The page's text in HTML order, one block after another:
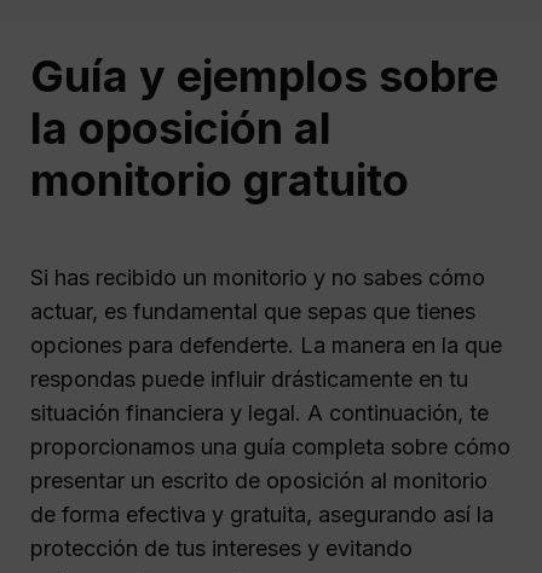
Guía y ejemplos sobre
la oposición al
monitorio gratuito
Si has recibido un monitorio y no sabes cómo
actuar, es fundamental que sepas que tienes
opciones para defenderte. La manera en la que
respondas puede influir drásticamente en tu
situación financiera y legal. A continuación, te
proporcionamos una guía completa sobre cómo
presentar un escrito de oposición al monitorio
de forma efectiva y gratuita, asegurando así la
protección de tus intereses y evitando